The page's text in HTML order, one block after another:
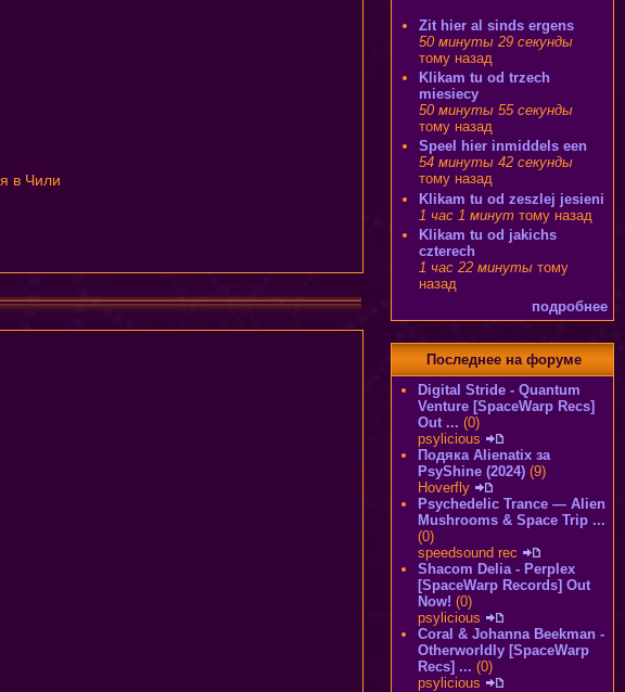
в Чили
Zit hier al sinds ergens
50 минуты 29 секунды
тому назад
Klikam tu od trzech
miesiecy
50 минуты 55 секунды
тому назад
Speel hier inmiddels een
54 минуты 42 секунды
тому назад
Klikam tu od zeszlej jesieni
1 час 1 минуттому назад
Klikam tu od jakichs
czterech
1 час 22 минутытому
назад
подробнее
Последнее на форуме
Digital Stride - Quantum
Venture [SpaceWarp Recs]
Out ... (0)
psylicious
Подяка Alienatix за
PsyShine (2024) (9)
Hoverfly
Psychedelic Trance — Alien
Mushrooms & Space Trip ...
(0)
speedsound rec
Shacom Delia - Perplex
[SpaceWarp Records] Out
Now! (0)
psylicious
Coral & Johanna Beekman -
Otherworldly [SpaceWarp
Recs] ... (0)
psylicious